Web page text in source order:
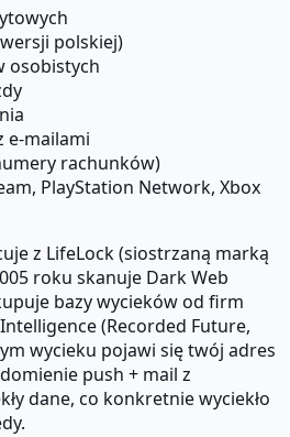
polskiej)
osobistych
e-mailami
rachunków)
PlayStation Network, Xbox
z LifeLock (siostrzaną marką
roku skanuje Dark Web
bazy wycieków od firm
(Recorded Future,
wycieku pojawi się twój adres
push + mail z
dane, co konkretnie wyciekło